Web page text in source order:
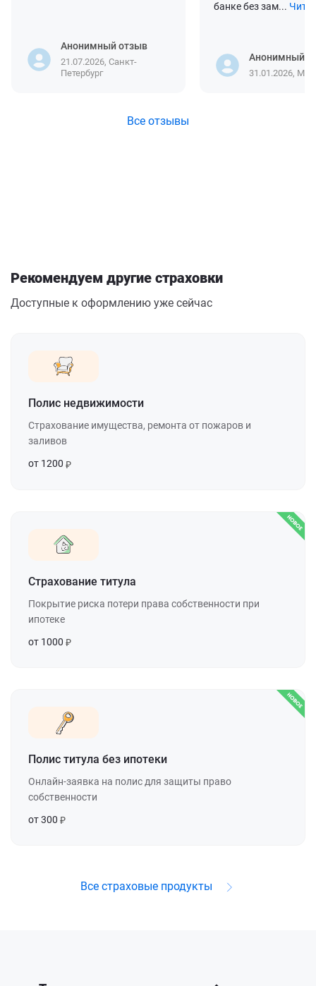
Анонимный отзыв
21.07.2026, Санкт-
Петербург
банке без зам...
Анонимный
31.01.2026,
Все отзывы
Рекомендуем другие страховки
Доступные к оформлению уже сейчас
Полис недвижимости
Страхование имущества, ремонта от пожаров и
заливов
от 1200
Страхование титула
Покрытие риска потери права собственности при
ипотеке
от 1000
Полис титула без ипотеки
Онлайн-заявка на полис для защиты право
собственности
от 300
Все страховые продукты